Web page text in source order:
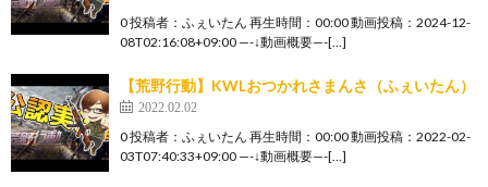
0 投稿者：ふぇいたん 再生時間：00:00 動画投稿：2024-12-
08T02:16:08+09:00 —-↓動画概要—-[…]
【荒野行動】KWLおつかれさまんさ（ふぇいたん）
2022.02.02
0 投稿者：ふぇいたん 再生時間：00:00 動画投稿：2022-02-
03T07:40:33+09:00 —-↓動画概要—-[…]